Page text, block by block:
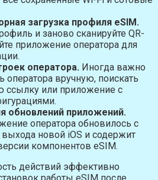
загрузка профиля eSIM.
и заново сканируйте QR-
приложение оператора для
оператора. Иногда важно
оператора вручную, поискать
ссылку или приложение с
обновлений приложений.
оператора обновилось с
новой iOS и содержит
компонентов eSIM.
действий эффективно
работы eSIM после